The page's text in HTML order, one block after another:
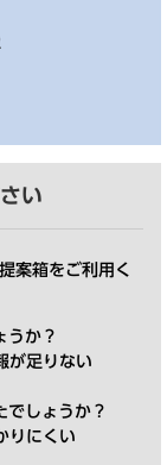
い
案箱をご利用く
うか？
が足りない
でしょうか？
りにくい